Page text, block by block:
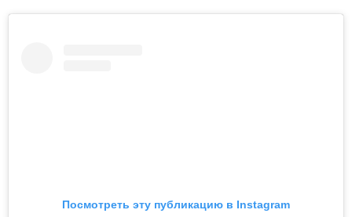
Посмотреть эту публикацию в Instagram